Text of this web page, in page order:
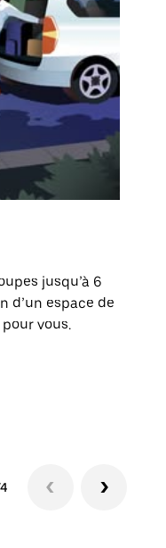
jusqu’à 6
d’un espace de
vous.